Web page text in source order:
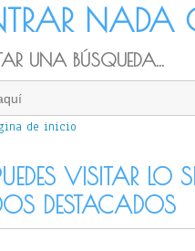
NADA
UNA BÚSQUEDA...
de inicio
VISITAR LO
DESTACADOS